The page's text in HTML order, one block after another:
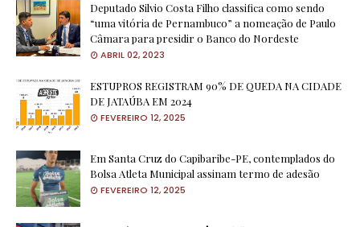
Deputado Silvio Costa Filho classifica como sendo
“uma vitória de Pernambuco” a nomeação de Paulo
Câmara para presidir o Banco do Nordeste
ABRIL 02, 2023
ESTUPROS REGISTRAM 90% DE QUEDA NA CIDADE
DE JATAÚBA EM 2024
FEVEREIRO 12, 2025
Em Santa Cruz do Capibaribe-PE, contemplados do
Bolsa Atleta Municipal assinam termo de adesão
FEVEREIRO 12, 2025